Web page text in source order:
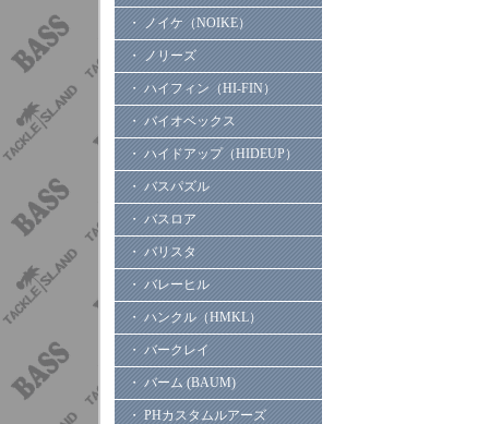
・ ノイケ（NOIKE）
・ ノリーズ
・ ハイフィン（HI-FIN）
・ バイオベックス
・ ハイドアップ（HIDEUP）
・ バスパズル
・ バスロア
・ バリスタ
・ バレーヒル
・ ハンクル（HMKL）
・ バークレイ
・ バーム (BAUM)
・ PHカスタムルアーズ